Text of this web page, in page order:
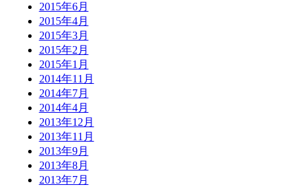
2015年6月
2015年4月
2015年3月
2015年2月
2015年1月
2014年11月
2014年7月
2014年4月
2013年12月
2013年11月
2013年9月
2013年8月
2013年7月